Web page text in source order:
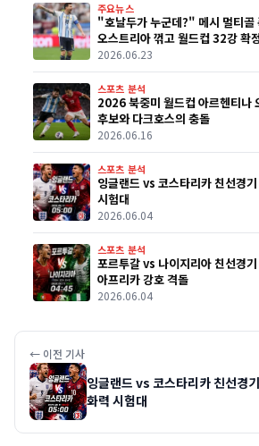
주요뉴스
"호날두가 누군데?" 메시 멀티골
오스트리아 꺾고 월드컵 32강 확
2026.06.23
스포츠 분석
2026 북중미 월드컵 아르헨티나
후보와 다크호스의 충돌
2026.06.16
스포츠 분석
잉글랜드 vs 코스타리카 친선경
시험대
2026.06.04
스포츠 분석
포르투갈 vs 나이지리아 친선경
아프리카 강호 격돌
2026.06.04
← 이전 기사
잉글랜드 vs 코스타리카 친선경
화력 시험대